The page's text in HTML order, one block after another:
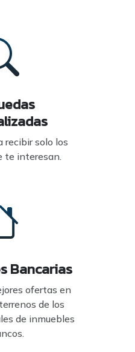
recibir solo los
te interesan.
Bancarias
ofertas en
de los
de inmuebles